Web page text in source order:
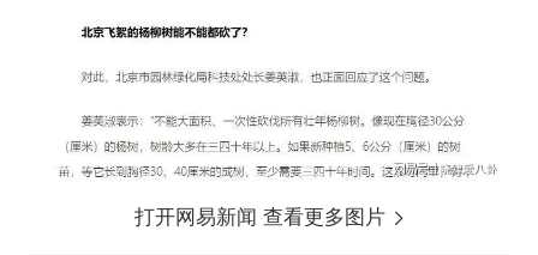
打开网易新闻 查看更多图片